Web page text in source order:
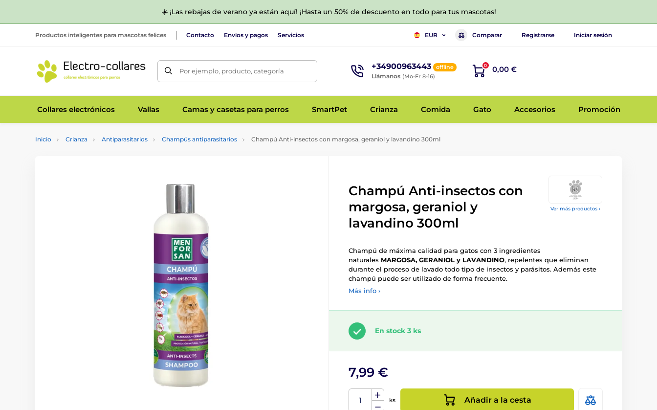
☀️ ¡Las rebajas de verano ya están aquí! ¡Hasta un 50% de descuento en todo para tus mascotas!
Productos inteligentes para mascotas felices Contacto Envíos y pagos Servicios EUR Comparar Registrarse Iniciar sesión
Por ejemplo, producto, categoría +34900963443 offline
Llámanos (Mo-Fr 8-16)
0 0,00 €
Collares electrónicos Vallas Camas y casetas para perros SmartPet Crianza Comida Gato Accesorios Promoción
Inicio Crianza Antiparasitarios Champús antiparasitarios Champú Anti-insectos con margosa, geraniol y lavandino 300ml
Ver más productos ›
Champú Anti-insectos con
margosa, geraniol y
lavandino 300ml
Champú de máxima calidad para gatos con 3 ingredientes
naturales MARGOSA, GERANIOL y LAVANDINO, repelentes que eliminan
durante el proceso de lavado todo tipo de insectos y parásitos. Además este
champú puede ser utilizado de forma frecuente.
Más info ›
En stock 3 ks
7,99 €
ks Añadir a la cesta